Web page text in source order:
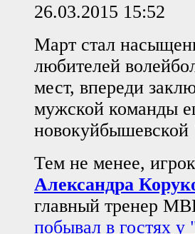
26.03.2015 15:52
Март стал
любителей
мест, впереди
мужской команды
новокуйбышевской
Тем не менее,
Александра
главный тренер
побывал в гостях